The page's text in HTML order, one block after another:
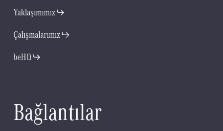
Yaklaşımımız
Çalışmalarımız
beHQ
Bağlantılar